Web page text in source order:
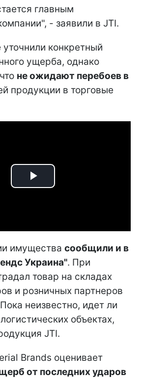
главным
- заявили в JTI.
конкретный
ущерба, однако
не ожидают перебоев в
продукции в торговые
Play
имущества сообщили и в
Украина". При
товар на складах
и розничных партнеров
неизвестно, идет ли
объектах,
JTI.
Brands оценивает
от последних ударов